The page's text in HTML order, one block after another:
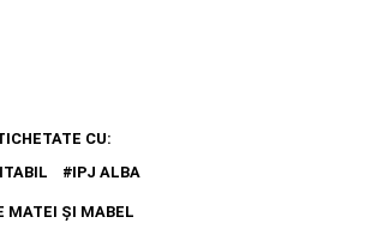
CU:
IPJ ALBA
MATEI ȘI MABEL